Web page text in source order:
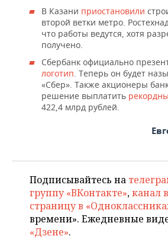
В Казани приостановили
второй ветки метро.
что работы ведутся, хотя
получено.
Сбербанк официально
логотип. Теперь он будет
«Сбер». Также акционеры
решение выплатить
422,4 млрд рублей.
Подписывайтесь на
группу «ВКонтакте»,канал
страницу в
времени». Ежедневные
«Дзене».